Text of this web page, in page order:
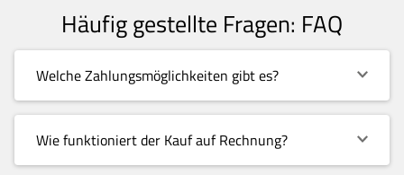
Häufig gestellte Fragen: FAQ
Welche Zahlungsmöglichkeiten gibt es?
Wie funktioniert der Kauf auf Rechnung?